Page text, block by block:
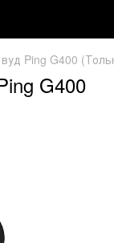
Ping G400
G400